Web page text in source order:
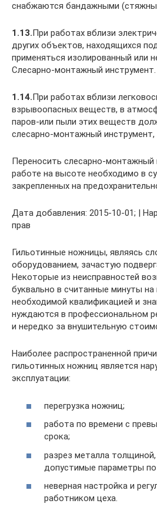
снабжаются бандажными
1.13.При работах вблизи
других объектов, находящихся
применяться изолированный или
Слесарно-монтажный инструмент.
1.14.При работах вблизи
взрывоопасных веществ, в
паров-или пыли этих веществ
слесарно-монтажный
Переносить слесарно-монтажный
работе на высоте необходимо в
закрепленных на
Дата добавления: 2015-10-01; |
прав
Гильотинные ножницы, являясь
оборудованием, зачастую
Некоторые из неисправностей
буквально в считанные минуты на
необходимой квалификацией и
нуждаются в профессиональном
и нередко за внушительную
Наиболее распространенной
гильотинных ножниц является
эксплуатации:
перегрузка ножниц;
работа по времени с
срока;
разрез металла
допустимые параметры по
неверная настройка и
работником цеха.